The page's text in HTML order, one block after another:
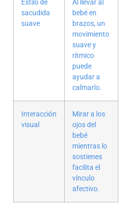
Estilo de
sacudida
suave
Al llevar al
bebé en
brazos, un
movimiento
suave y
rítmico
puede
ayudar a
calmarlo.
Interacción
visual
Mirar a los
ojos del
bebé
mientras lo
sostienes
facilita el
vínculo
afectivo.